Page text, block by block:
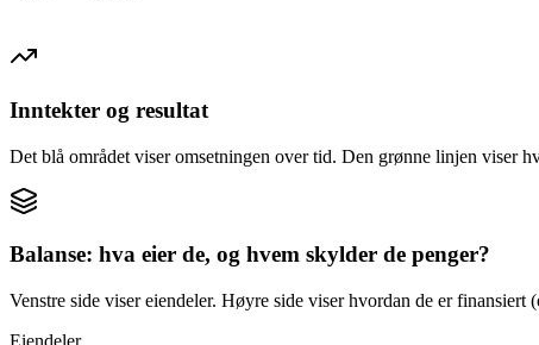
Inntekter og resultat
Det blå området viser omsetningen over tid. Den grønne linjen viser
Balanse: hva eier de, og hvem skylder de penger?
Venstre side viser eiendeler. Høyre side viser hvordan de er